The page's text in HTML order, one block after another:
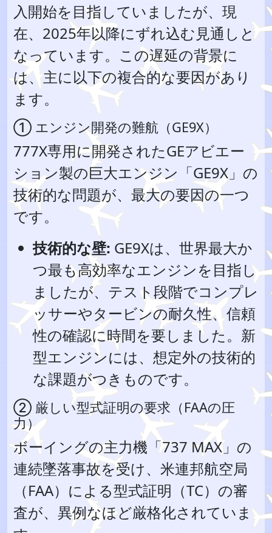
入開始を目指していましたが、現
在、2025年以降にずれ込む見通しと
なっています。この遅延の背景に
は、主に以下の複合的な要因があり
ます。
① エンジン開発の難航（GE9X）
777X専用に開発されたGEアビエー
ション製の巨大エンジン「GE9X」の
技術的な問題が、最大の要因の一つ
です。
技術的な壁: GE9Xは、世界最大か
つ最も高効率なエンジンを目指し
ましたが、テスト段階でコンプレ
ッサーやタービンの耐久性、信頼
性の確認に時間を要しました。新
型エンジンには、想定外の技術的
な課題がつきものです。
② 厳しい型式証明の要求（FAAの圧
力）
ボーイングの主力機「737 MAX」の
連続墜落事故を受け、米連邦航空局
（FAA）による型式証明（TC）の審
査が、異例なほど厳格化されていま